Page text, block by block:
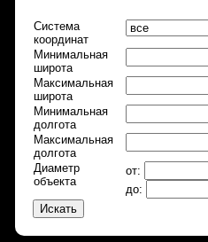
Система
координат
Минимальная
широта
Максимальная
широта
Минимальная
долгота
Максимальная
долгота
Диаметр
объекта
от:
до: